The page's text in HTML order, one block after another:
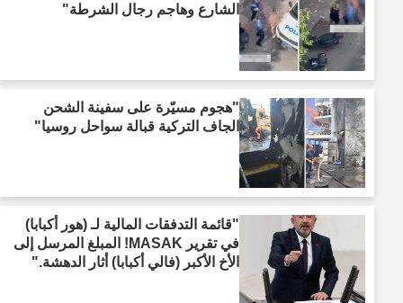
الشارع وهاجم رجال الشرطة"
"هجوم مسيّرة على سفينة الشحن
الجاف التركية قبالة سواحل روسيا"
"قائمة التدفقات المالية لـ (هور أكبابا)
في تقرير MASAK! المبلغ المرسل إلى
الأخ الأكبر (فالي أكبابا) أثار الدهشة."